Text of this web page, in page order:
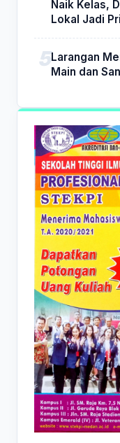
Naik Kelas,
Lokal Jadi
Larangan
Main dan